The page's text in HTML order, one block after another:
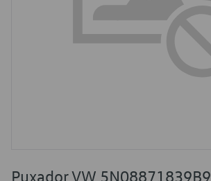
Puxador VW 5N08871839B9